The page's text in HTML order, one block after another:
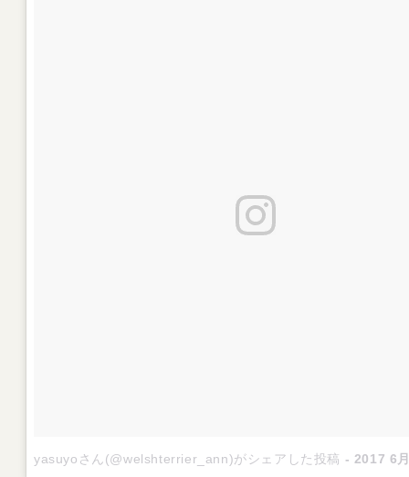
yasuyoさん(@welshterrier_ann)がシェアした投稿 - 2017 6月 29